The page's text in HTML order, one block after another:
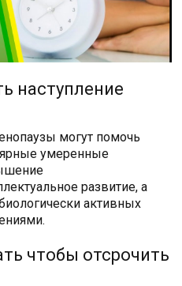
наступление
могут помочь
умеренные
развитие, а
активных
чтобы отсрочить